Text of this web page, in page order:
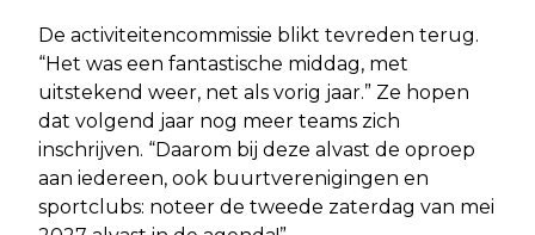
De activiteitencommissie blikt tevreden terug.
“Het was een fantastische middag, met
uitstekend weer, net als vorig jaar.” Ze hopen
dat volgend jaar nog meer teams zich
inschrijven. “Daarom bij deze alvast de oproep
aan iedereen, ook buurtverenigingen en
sportclubs: noteer de tweede zaterdag van mei